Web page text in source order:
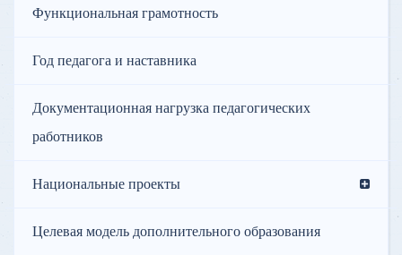
Функциональная грамотность
Год педагога и наставника
Документационная нагрузка педагогических
работников
Национальные проекты
Целевая модель дополнительного образования